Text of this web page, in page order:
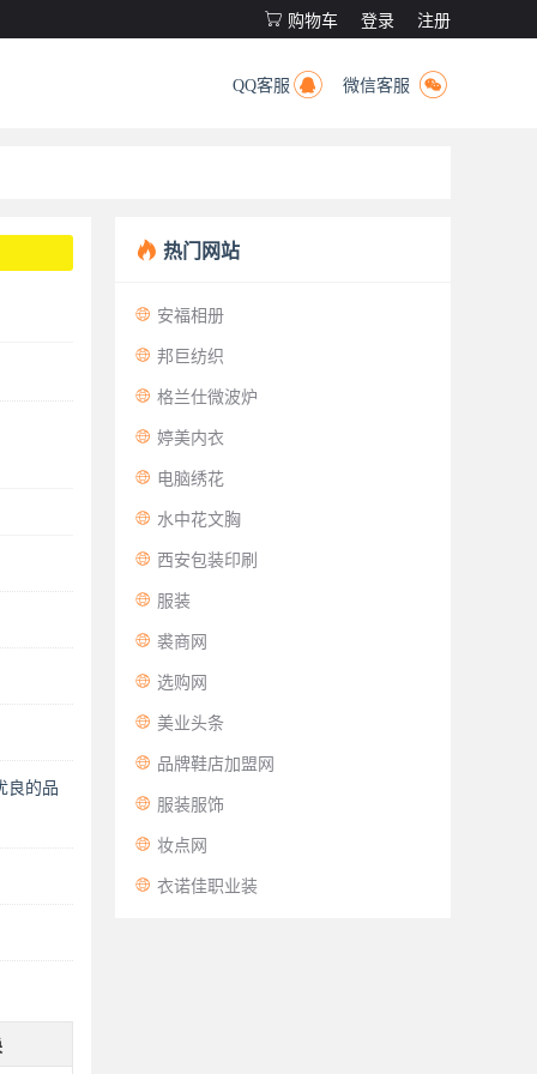
 购物车 登录 注册
QQ客服  微信客服 
良的品
 热门网站
 安福相册
 邦巨纺织
 格兰仕微波炉
 婷美内衣
 电脑绣花
 水中花文胸
 西安包装印刷
 服装
 裘商网
 选购网
 美业头条
 品牌鞋店加盟网
 服装服饰
 妆点网
 衣诺佳职业装